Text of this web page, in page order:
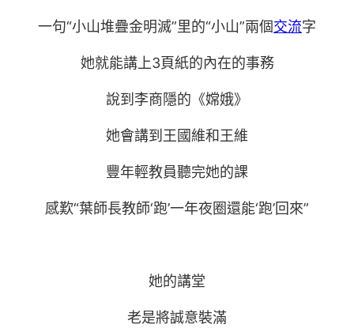
一句“小山堆疊金明滅”里的“小山”兩個交流字
她就能講上3頁紙的內在的事務
說到李商隱的《嫦娥》
她會講到王國維和王維
豐年輕教員聽完她的課
感歎“葉師長教師‘跑’一年夜圈還能‘跑’回來”
她的講堂
老是將誠意裝滿